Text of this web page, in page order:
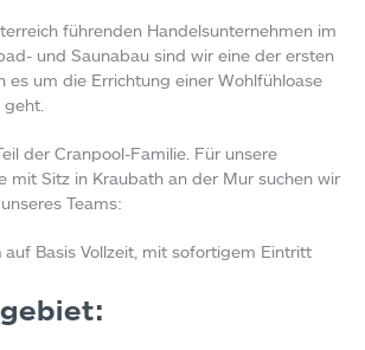
führenden Handelsunternehmen im
und Saunabau sind wir eine der ersten
es um die Errichtung einer Wohlfühloase
der Cranpool-Familie. Für unsere
mit Sitz in Kraubath an der Mur suchen wir
Teams:
auf Basis Vollzeit, mit sofortigem Eintritt